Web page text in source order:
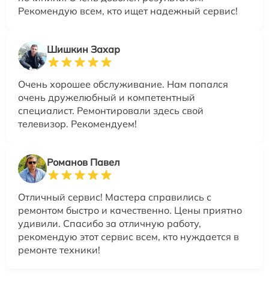
Рекомендую всем, кто ищет надежный сервис!
Шишкин Захар
Очень хорошее обслуживание. Нам попался
очень дружелюбный и компетентный
специалист. Ремонтировали здесь свой
телевизор. Рекомендуем!
Романов Павел
Отличный сервис! Мастера справились с
ремонтом быстро и качественно. Цены приятно
удивили. Спасибо за отличную работу,
рекомендую этот сервис всем, кто нуждается в
ремонте техники!